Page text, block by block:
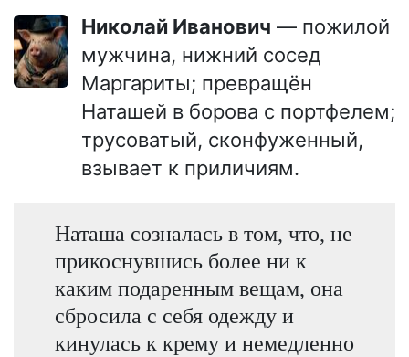
Николай Иванович — пожилой
мужчина, нижний сосед
Маргариты; превращён
Наташей в борова с портфелем;
трусоватый, сконфуженный,
взывает к приличиям.
Наташа созналась в том, что, не
прикоснувшись более ни к
каким подаренным вещам, она
сбросила с себя одежду и
кинулась к крему и немедленно